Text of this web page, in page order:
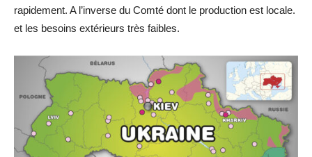
rapidement. A l’inverse du Comté dont le production est locale.
et les besoins extérieurs très faibles.